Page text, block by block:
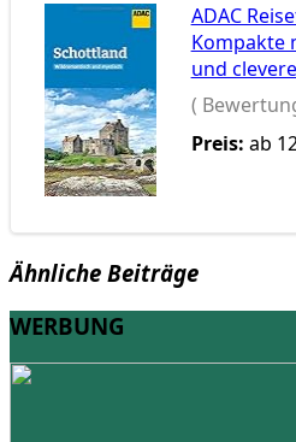
ADAC
Kompakte
und
(
Preis: ab
Ähnliche Beiträge
WERBUNG